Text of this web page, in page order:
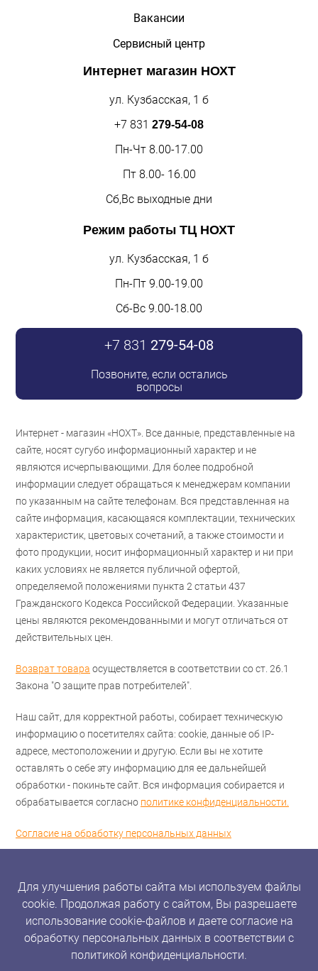
Вакансии
Сервисный центр
Интернет магазин НОХТ
ул. Кузбасская, 1 б
+7 831 279-54-08
Пн-Чт 8.00-17.00
Пт 8.00- 16.00
Сб,Вс выходные дни
Режим работы ТЦ НОХТ
ул. Кузбасская, 1 б
Пн-Пт 9.00-19.00
Сб-Вс 9.00-18.00
+7 831 279-54-08
Позвоните, если остались
вопросы
Интернет - магазин «НОХТ». Все данные, представленные на
сайте, носят сугубо информационный характер и не
являются исчерпывающими. Для более подробной
информации следует обращаться к менеджерам компании
по указанным на сайте телефонам. Вся представленная на
сайте информация, касающаяся комплектации, технических
характеристик, цветовых сочетаний, а также стоимости и
фото продукции, носит информационный характер и ни при
каких условиях не является публичной офертой,
определяемой положениями пункта 2 статьи 437
Гражданского Кодекса Российской Федерации. Указанные
цены являются рекомендованными и могут отличаться от
действительных цен.
Возврат товара осуществляется в соответствии со ст. 26.1
Закона "О защите прав потребителей".
Наш сайт, для корректной работы, собирает техническую
информацию о посетителях сайта: cookie, данные об IP-
адресе, местоположении и другую. Если вы не хотите
оставлять о себе эту информацию для ее дальнейшей
обработки - покиньте сайт. Вся информация собирается и
обрабатывается согласно политике конфиденциальности.
Согласие на обработку персональных данных
Для улучшения работы сайта мы используем файлы
cookie. Продолжая работу с сайтом, Вы разрешаете
использование cookie-файлов и даете согласие на
обработку персональных данных в соответствии с
политикой конфиденциальности.